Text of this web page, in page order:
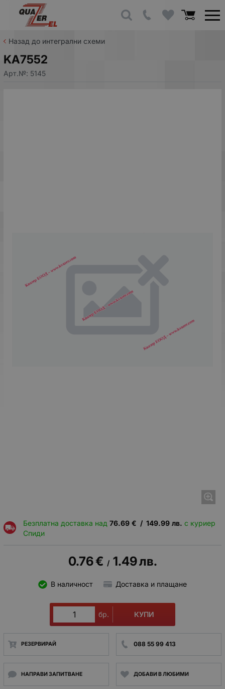
Назад до интегрални схеми
KA7552
Арт.№: 5145
Безплатна доставка над 76.69 € / 149.99 лв. с куриер
Спиди
0.76€ / 1.49лв.
В наличност Доставка и плащане
бр. КУПИ
РЕЗЕРВИРАЙ 088 55 99 413
НАПРАВИ ЗАПИТВАНЕ ДОБАВИ В ЛЮБИМИ